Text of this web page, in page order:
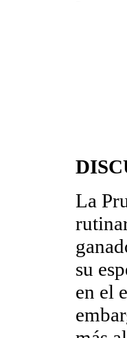
La
su
en el